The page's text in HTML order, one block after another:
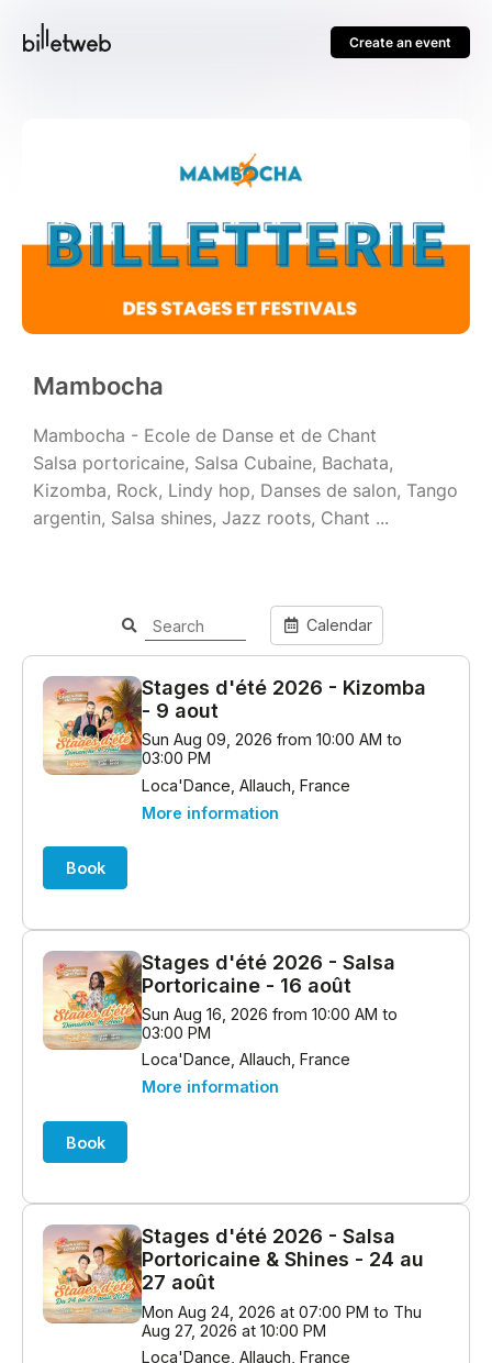
Create an event
Mambocha
Mambocha - Ecole de Danse et de Chant
Salsa portoricaine, Salsa Cubaine, Bachata,
Kizomba, Rock, Lindy hop, Danses de salon, Tango
argentin, Salsa shines, Jazz roots, Chant ...